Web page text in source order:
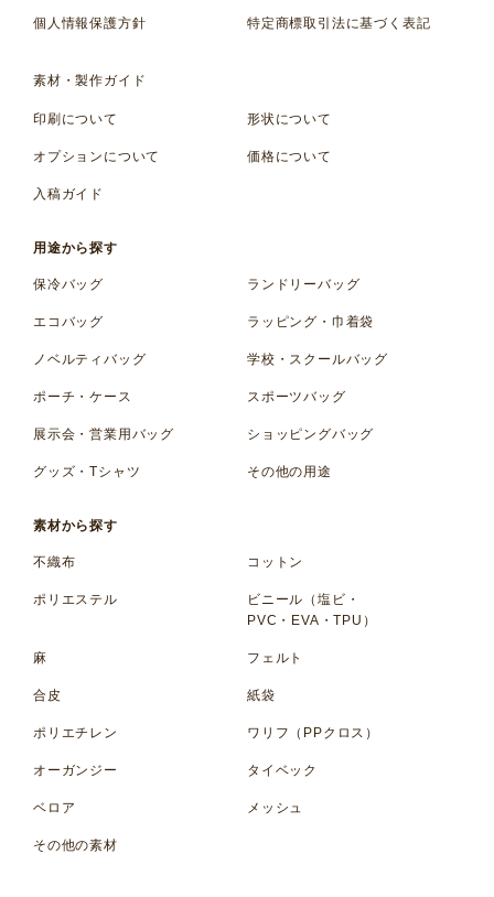
個人情報保護方針 特定商標取引法に基づく表記
素材・製作ガイド
印刷について 形状について
オプションについて 価格について
入稿ガイド
用途から探す
保冷バッグ ランドリーバッグ
エコバッグ ラッピング・巾着袋
ノベルティバッグ 学校・スクールバッグ
ポーチ・ケース スポーツバッグ
展示会・営業用バッグ ショッピングバッグ
グッズ・Tシャツ その他の用途
素材から探す
不織布 コットン
ポリエステル
ビニール（塩ビ・
PVC・EVA・TPU）
麻 フェルト
合皮 紙袋
ポリエチレン ワリフ（PPクロス）
オーガンジー タイベック
ベロア メッシュ
その他の素材